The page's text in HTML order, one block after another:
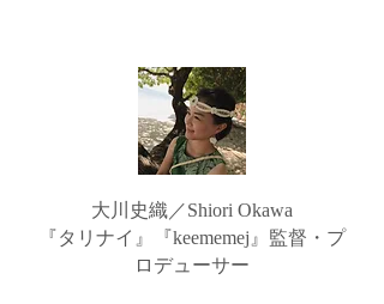
​大川史織／Shiori Okawa
『タリナイ』『keememej』監督・プ
ロデューサー